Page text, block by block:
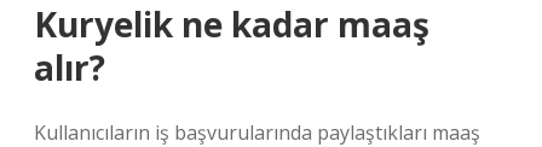
Kuryelik ne kadar maaş
alır?
Kullanıcıların iş başvurularında paylaştıkları maaş